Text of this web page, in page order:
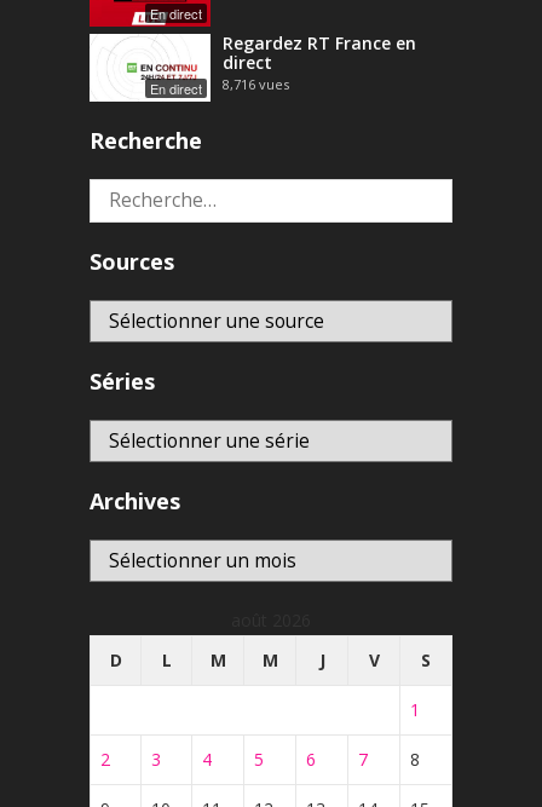
En direct
En direct
Regardez RT France en
direct
8,716 vues
Recherche
Rechercher :
Sources
Séries
Archives
Archives
D
L M M J V S
1
2 3 4 5 6 7 8